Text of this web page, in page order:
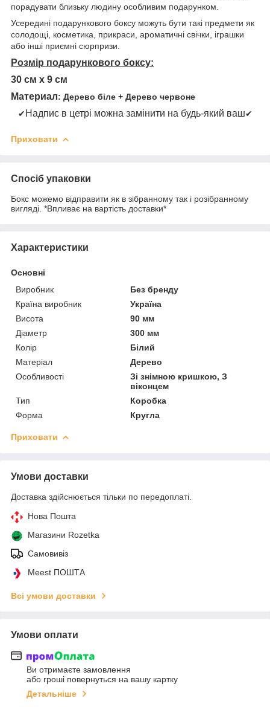
порадувати близьку людину особливим подарунком.
Усередині подарункового боксу можуть бути такі предмети як
солодощі, косметика, прикраси, ароматичні свічки, іграшки
або інші приємні сюрпризи.
Розмір подарункового боксу:
30 см х 9 см
Материал: Дерево біле + Дерево червоне
✔ Надпис в цетрі можна замінити на будь-який ваш✔
Приховати
Спосіб упаковки
Бокс можемо відправити як в зібранному так і розібранному
вигляді. *Впливає на вартість доставки*
Характеристики
Основні
Виробник
Без бренду
Країна виробник
Україна
Висота
90 мм
Діаметр
300 мм
Колір
Білий
Матеріал
Дерево
Особливості
Зі знімною кришкою, З
віконцем
Тип
Коробка
Форма
Кругла
Приховати
Умови доставки
Доставка здійснюється тільки по передоплаті.
Нова Пошта
Магазини Rozetka
Самовивіз
Meest ПОШТА
Всі умови доставки
Умови оплати
Ви отримаєте замовлення
або гроші повернуться на вашу картку
Детальніше